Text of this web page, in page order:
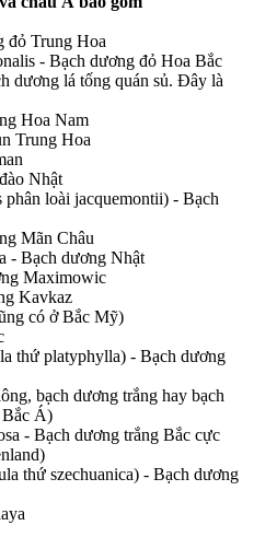
đỏ Trung Hoa
- Bạch dương đỏ Hoa Bắc
dương lá tống quán sủ. Đây là
Hoa Nam
Trung Hoa
Nhật
loài jacquemontii) - Bạch
Mãn Châu
- Bạch dương Nhật
Maximowic
Kavkaz
có ở Bắc Mỹ)
thứ platyphylla) - Bạch dương
bạch dương trắng hay bạch
Bắc Á)
- Bạch dương trắng Bắc cực
thứ szechuanica) - Bạch dương